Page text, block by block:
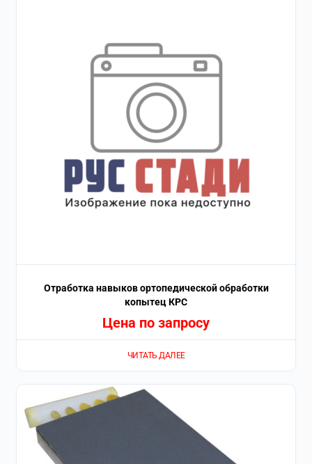
Отработка навыков ортопедической обработки
копытец КРС
Цена по запросу
ЧИТАТЬ ДАЛЕЕ